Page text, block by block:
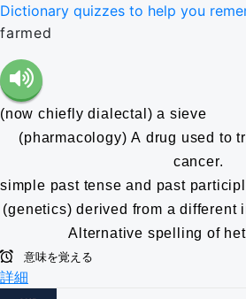
Dictionary quizzes to help you
farmed
(now chiefly dialectal) a sieve
(pharmacology) A drug used to
cancer.
simple past tense and past
(genetics) derived from a different
Alternative spelling of
意味を覚える
詳細